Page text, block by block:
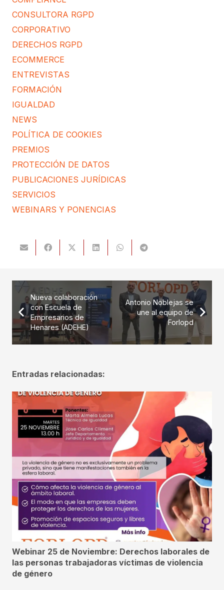
CONSULTORA RGPD
CORPORATIVO
DERECHOS RGPD
ECOMMERCE
ENTREVISTAS
FORMACIÓN
IGUALDAD
NEWS
POLÍTICA DE COOKIES
PREMIOS
PROTECCIÓN DE DATOS
PUBLICACIONES JURÍDICAS
SERVICIOS
WEBINARS Y PONENCIAS
Nueva colaboración
con Escuela de
Empresarios de
Henares (ADEHE)
Antonio Noblejas se
une al equipo de
Forlopd
Entradas relacionadas:
Webinar 25 de Noviembre: Derechos laborales de
las personas trabajadoras víctimas de violencia
de género